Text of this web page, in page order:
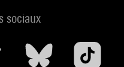
sociaux